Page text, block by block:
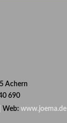
Achern
690
Web: www.joema.de